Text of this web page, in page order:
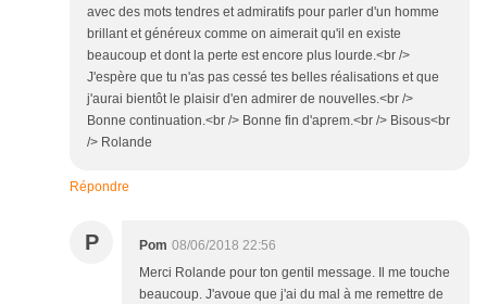
avec des mots tendres et admiratifs pour parler d'un homme
brillant et généreux comme on aimerait qu'il en existe
beaucoup et dont la perte est encore plus lourde.<br />
J'espère que tu n'as pas cessé tes belles réalisations et que
j'aurai bientôt le plaisir d'en admirer de nouvelles.<br />
Bonne continuation.<br /> Bonne fin d'aprem.<br /> Bisous<br
/> Rolande
Répondre
P Pom 08/06/2018 22:56
Merci Rolande pour ton gentil message. Il me touche
beaucoup. J'avoue que j'ai du mal à me remettre de